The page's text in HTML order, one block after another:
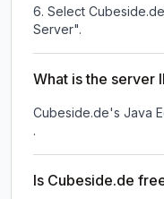
Select
Server".
What is the server
Cubeside.de's Java
.
Is Cubeside.de